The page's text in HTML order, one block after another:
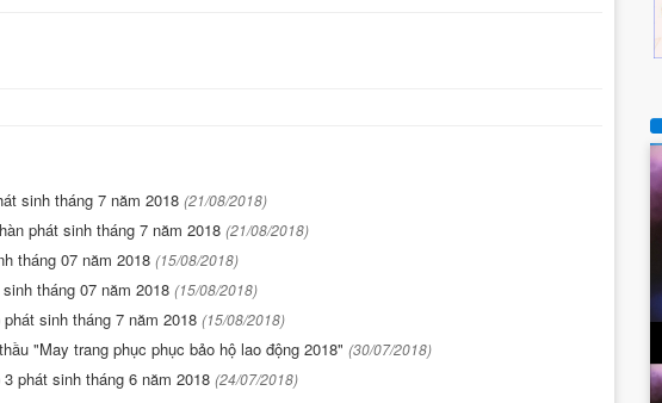
sinh tháng 7 năm 2018 (21/08/2018)
phát sinh tháng 7 năm 2018 (21/08/2018)
tháng 07 năm 2018 (15/08/2018)
tháng 07 năm 2018 (15/08/2018)
sinh tháng 7 năm 2018 (15/08/2018)
"May trang phục phục bảo hộ lao động 2018" (30/07/2018)
phát sinh tháng 6 năm 2018 (24/07/2018)